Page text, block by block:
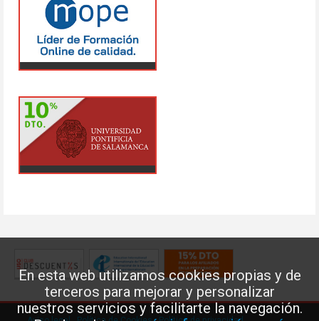
En esta web utilizamos cookies propias y de
terceros para mejorar y personalizar
nuestros servicios y facilitarte la navegación.